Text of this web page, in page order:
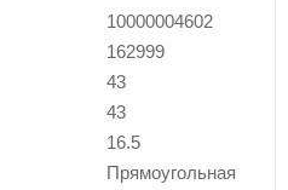
10000004602
162999
43
43
16.5
Прямоугольная